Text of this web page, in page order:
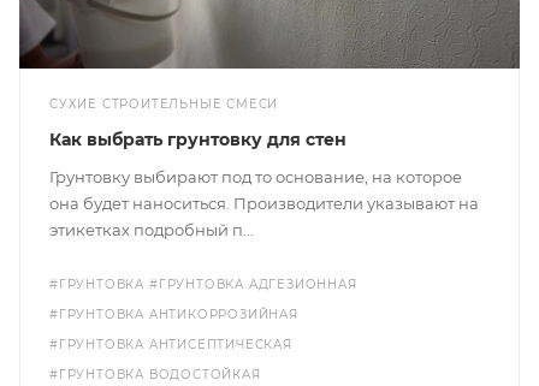
СУХИЕ СТРОИТЕЛЬНЫЕ СМЕСИ
Как выбрать грунтовку для стен
Грунтовку выбирают под то основание, на которое
она будет наноситься. Производители указывают на
этикетках подробный п...
#ГРУНТОВКА #ГРУНТОВКА АДГЕЗИОННАЯ
#ГРУНТОВКА АНТИКОРРОЗИЙНАЯ
#ГРУНТОВКА АНТИСЕПТИЧЕСКАЯ
#ГРУНТОВКА ВОДОСТОЙКАЯ